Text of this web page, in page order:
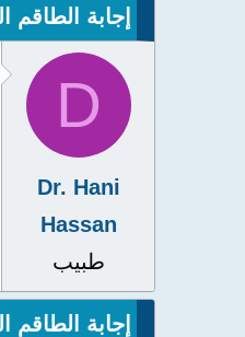
إجابة الطاقم
D
Dr. Hani
Hassan
طبيب
إجابة الطاقم